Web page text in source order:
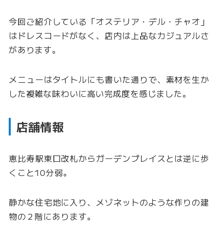
今回ご紹介している「オステリア・デル・チャオ」
はドレスコードがなく、店内は上品なカジュアルさ
があります。
メニューはタイトルにも書いた通りで、素材を生か
した複雑な味わいに高い完成度を感じました。
店舗情報
恵比寿駅東口改札からガーデンプレイスとは逆に歩
くこと10分弱。
静かな住宅地に入り、メゾネットのような作りの建
物の２階にあります。